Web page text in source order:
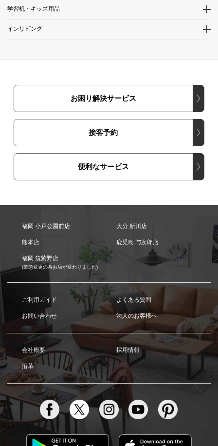
学習机・キッズ用品
インリビング
お困り解決サービス
接客予約
便利なサービス
福岡 小戸公園前店 大分 新川店
熊本店 鹿児島 与次郎店
福岡 筑紫野店
(業態変更の為お店が変わりました)
ご利用ガイド よくある質問
お問い合わせ 法人のお客様へ
会社概要 採用情報
沿革